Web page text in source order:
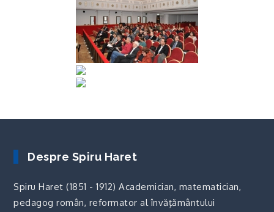
Despre Spiru Haret
Spiru Haret (1851 - 1912) Academician, matematician,
pedagog român, reformator al învăţământului